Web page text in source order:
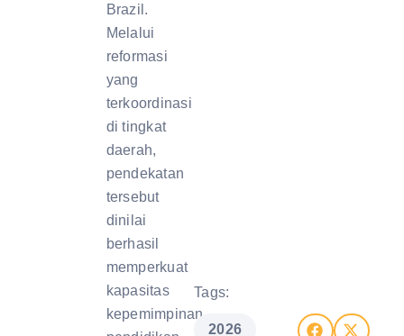
Brazil.
Melalui
reformasi
yang
terkoordinasi
di tingkat
daerah,
pendekatan
tersebut
dinilai
berhasil
memperkuat
kapasitas
kepemimpinan
Tags:
2026